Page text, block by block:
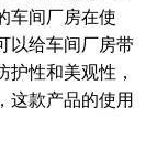
车间厂房在使
以给车间厂房带
性和美观性，
这款产品的使用